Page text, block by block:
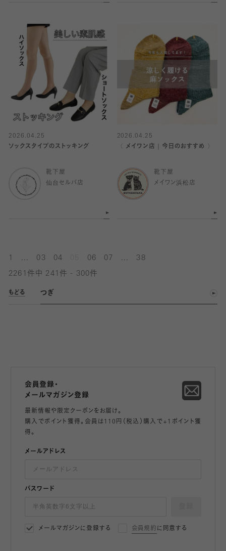
2026.04.25
ソックスタイプのストッキング
靴下屋
仙台セルバ店
2026.04.25
〈 メイワン店｜今日のおすすめ 〉
靴下屋
メイワン浜松店
03 04 06 07 38
2261件中 241件 - 300件
もどる つぎ
会員登録・
メールマガジン登録
最新情報や限定クーポンをお届け。
購入でポイント獲得。会員は110円（税込）購入で+1ポイント獲
得。
メールアドレス
パスワード
メールマガジンに登録する 会員規約 に同意する